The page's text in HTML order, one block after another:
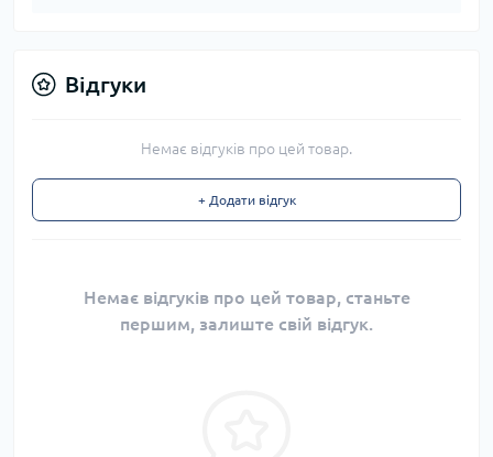
Відгуки
Немає відгуків про цей товар.
+ Додати відгук
Немає відгуків про цей товар, станьте
першим, залиште свій відгук.